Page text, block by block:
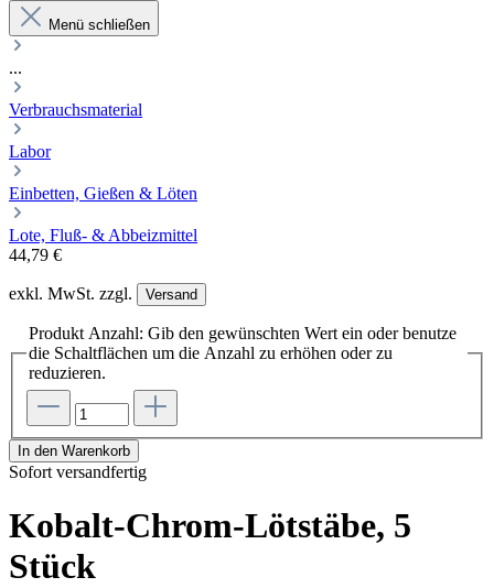
Menü schließen
...
Verbrauchsmaterial
Labor
Einbetten, Gießen & Löten
Lote, Fluß- & Abbeizmittel
44,79 €
exkl. MwSt. zzgl. Versand
Produkt Anzahl: Gib den gewünschten Wert ein oder benutze
die Schaltflächen um die Anzahl zu erhöhen oder zu
reduzieren.
In den Warenkorb
Sofort versandfertig
Kobalt-Chrom-Lötstäbe, 5
Stück